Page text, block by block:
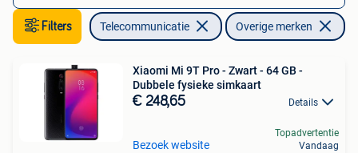
Filters Telecommunicatie Overige merken
Xiaomi Mi 9T Pro - Zwart - 64 GB -
Dubbele fysieke simkaart
€ 248,65 Details
Bezoek website
Topadvertentie
Vandaag